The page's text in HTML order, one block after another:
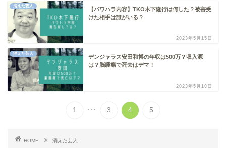
消えた芸人
【パワハラ内容】TKO木下隆行は何した？被害受
けた相手は誰がいる？
2023年5月15日
消えた芸人
デンジャラス安田和博の年収は500万？収入源
は？脳腫瘍で死去はデマ！
2023年5月10日
1 ... 3 4 5
HOME 消えた芸人